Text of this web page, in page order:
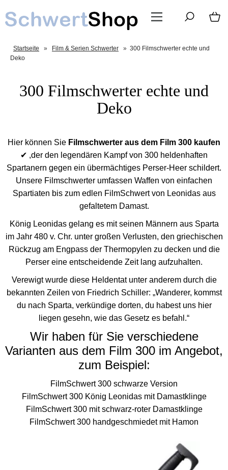
Startseite » Film & Serien Schwerter » 300 Filmschwerter echte und
Deko
300 Filmschwerter echte und
Deko
Hier können Sie Filmschwerter aus dem Film 300 kaufen
✔ ,der den legendären Kampf von 300 heldenhaften
Spartanern gegen ein übermächtiges Perser-Heer schildert.
Unsere Filmschwerter umfassen Waffen von einfachen
Spartiaten bis zum edlen FilmSchwert von Leonidas aus
gefaltetem Damast.
König Leonidas gelang es mit seinen Männern aus Sparta
im Jahr 480 v. Chr. unter großen Verlusten, den griechischen
Rückzug am Engpass der Thermopylen zu decken und die
Perser eine entscheidende Zeit lang aufzuhalten.
Verewigt wurde diese Heldentat unter anderem durch die
bekannten Zeilen von Friedrich Schiller: „Wanderer, kommst
du nach Sparta, verkündige dorten, du habest uns hier
liegen gesehn, wie das Gesetz es befahl.“
Wir haben für Sie verschiedene
Varianten aus dem Film 300 im Angebot,
zum Beispiel:
FilmSchwert 300 schwarze Version
FilmSchwert 300 König Leonidas mit Damastklinge
FilmSchwert 300 mit schwarz-roter Damastklinge
FilmSchwert 300 handgeschmiedet mit Hamon